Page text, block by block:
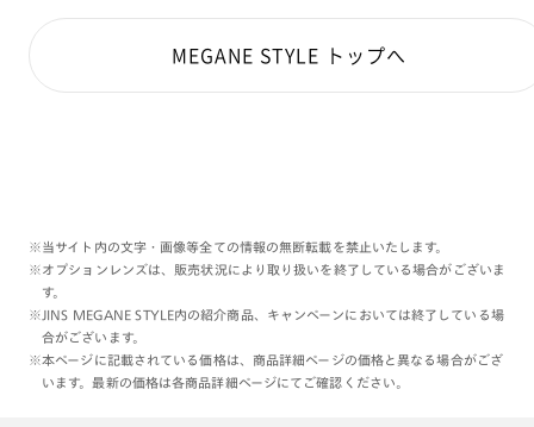
MEGANE STYLE トップへ
※当サイト内の文字・画像等全ての情報の無断転載を禁止いたします。
※オプションレンズは、販売状況により取り扱いを終了している場合がございま
す。
※JINS MEGANE STYLE内の紹介商品、キャンペーンにおいては終了している場
合がございます。
※本ページに記載されている価格は、商品詳細ページの価格と異なる場合がござ
います。最新の価格は各商品詳細ページにてご確認ください。